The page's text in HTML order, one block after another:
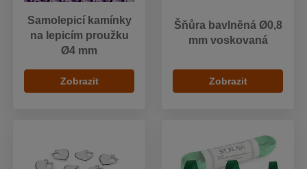
Samolepicí kamínky
na lepicím proužku
Ø4 mm
Zobrazit
Šňůra bavlněná Ø0,8
mm voskovaná
Zobrazit